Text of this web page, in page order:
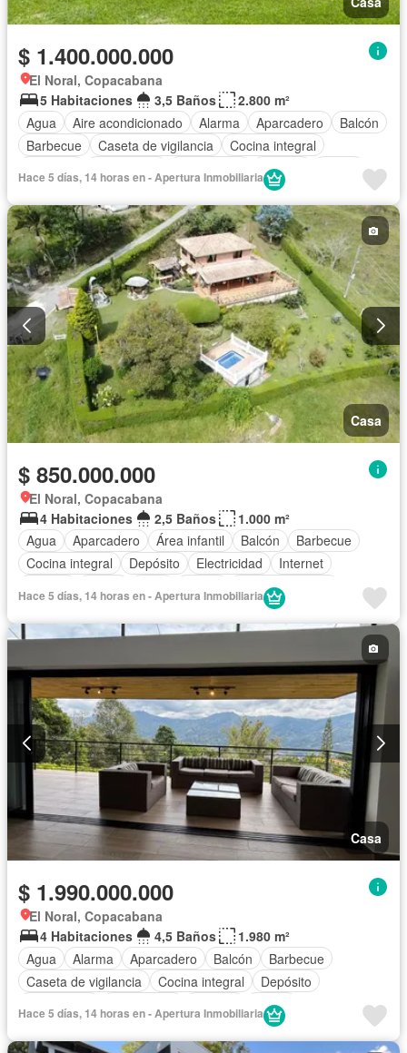
$ 1.400.000.000
El Noral, Copacabana
5 Habitaciones
3,5 Baños
2.800 m²
Agua
Aire acondicionado Alarma Aparcadero
Balcón
Barbecue
Caseta de vigilancia
Cocina integral
Internet
Tanque de agua Vista panorámica Wifi
Hace 5 días, 14 horas en - Apertura Inmobiliaria
Casa
$ 850.000.000
El Noral, Copacabana
4 Habitaciones
2,5 Baños
1.000 m²
Agua
Aparcadero Área infantil Balcón
Barbecue
Cocina integral
Depósito Electricidad
Internet
Tanque de agua
Vista panorámica
Hace 5 días, 14 horas en - Apertura Inmobiliaria
Casa
$ 1.990.000.000
El Noral, Copacabana
4 Habitaciones
4,5 Baños
1.980 m²
Agua
Alarma Aparcadero Balcón
Barbecue
Caseta de vigilancia
Cocina integral
Depósito
Jardín
Terraza Vista panorámica
Hace 5 días, 14 horas en - Apertura Inmobiliaria